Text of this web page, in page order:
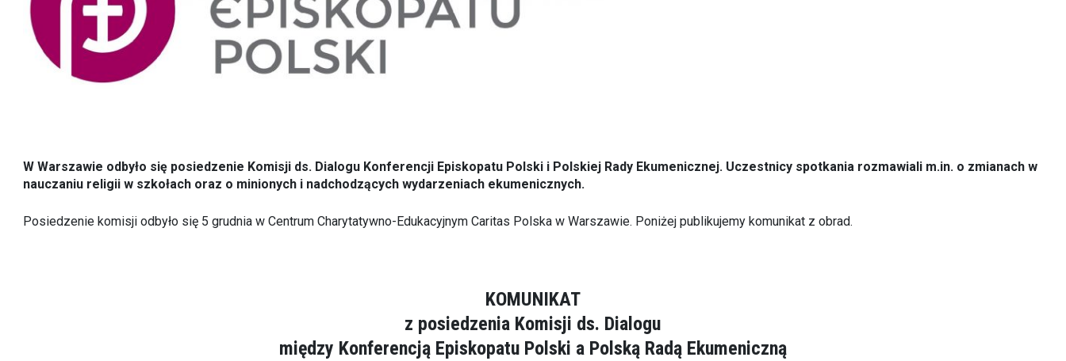
W Warszawie odbyło się posiedzenie Komisji ds. Dialogu Konferencji Episkopatu Polski i Polskiej Rady Ekumenicznej. Uczestnicy spotkania rozmawiali m.in. o zmianach w
nauczaniu religii w szkołach oraz o minionych i nadchodzących wydarzeniach ekumenicznych.
Posiedzenie komisji odbyło się 5 grudnia w Centrum Charytatywno-Edukacyjnym Caritas Polska w Warszawie. Poniżej publikujemy komunikat z obrad.
KOMUNIKAT
z posiedzenia Komisji ds. Dialogu
między Konferencją Episkopatu Polski a Polską Radą Ekumeniczną